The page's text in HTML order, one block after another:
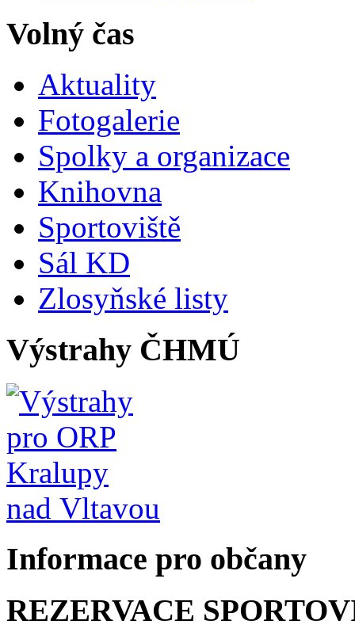
Volný čas
Aktuality
Fotogalerie
Spolky a organizace
Knihovna
Sportoviště
Sál KD
Zlosyňské listy
Výstrahy ČHMÚ
Informace pro občany
REZERVACE